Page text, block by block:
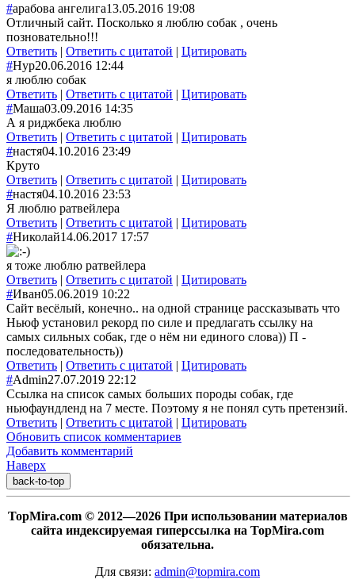
#арабова ангелига13.05.2016 19:08
Отличный сайт. Посколько я люблю собак , очень
позновательно!!!
Ответить | Ответить с цитатой | Цитировать
#Нур20.06.2016 12:44
я люблю собак
Ответить | Ответить с цитатой | Цитировать
#Маша03.09.2016 14:35
А я риджбека люблю
Ответить | Ответить с цитатой | Цитировать
#настя04.10.2016 23:49
Круто
Ответить | Ответить с цитатой | Цитировать
#настя04.10.2016 23:53
Я люблю ратвейлера
Ответить | Ответить с цитатой | Цитировать
#Николай14.06.2017 17:57
я тоже люблю ратвейлера
Ответить | Ответить с цитатой | Цитировать
#Иван05.06.2019 10:22
Сайт весёлый, конечно.. на одной странице рассказывать что
Ньюф установил рекорд по силе и предлагать ссылку на
самых сильных собак, где о нём ни единого слова)) П -
последовательность))
Ответить | Ответить с цитатой | Цитировать
#Admin27.07.2019 22:12
Ссылка на список самых больших породы собак, где
ньюфаундленд на 7 месте. Поэтому я не понял суть претензий.
Ответить | Ответить с цитатой | Цитировать
Обновить список комментариев
Добавить комментарий
Наверх
back-to-top
TopMira.com © 2012—2026 При использовании материалов
сайта индексируемая гиперссылка на TopMira.com
обязательна.
Для связи: admin@topmira.com